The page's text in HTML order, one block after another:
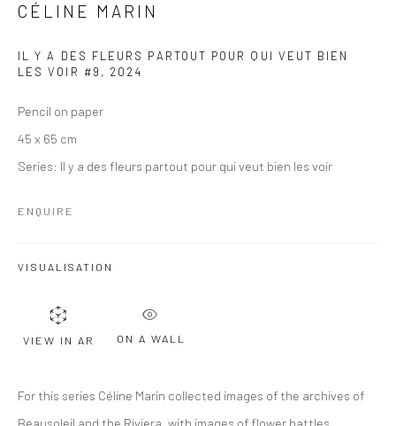
CÉLINE MARIN
IL Y A DES FLEURS PARTOUT POUR QUI VEUT BIEN
LES VOIR #9 , 2024
Pencil on paper
45 x 65 cm
Series: Il y a des fleurs partout pour qui veut bien les voir
ENQUIRE
VISUALISATION
VIEW IN AR ON A WALL
For this series Céline Marin collected images of the archives of
Beausoleil and the Riviera, with images of flower battles,